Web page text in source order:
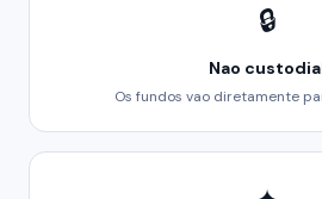
🔒
Nao
Os fundos vao diretamente